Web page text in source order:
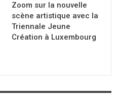
Zoom sur la nouvelle
scène artistique avec la
Triennale Jeune
Création à Luxembourg